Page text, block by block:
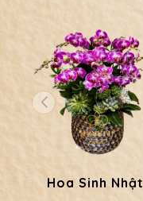
Hoa Sinh Nhật